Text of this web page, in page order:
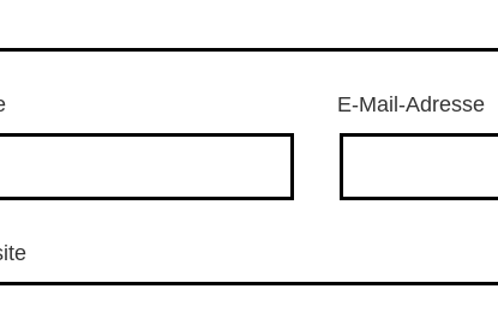
E-Mail-Adresse